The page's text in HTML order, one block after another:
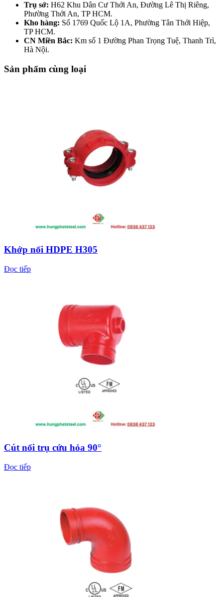
Trụ sở: H62 Khu Dân Cư Thới An, Đường Lê Thị Riêng,
Phường Thới An, TP HCM.
Kho hàng: Số 1769 Quốc Lộ 1A, Phường Tân Thới Hiệp,
TP HCM.
CN Miền Bắc: Km số 1 Đường Phan Trọng Tuệ, Thanh Trì,
Hà Nội.
Sản phẩm cùng loại
Khớp nối HDPE H305
Đọc tiếp
Cút nối trụ cứu hỏa 90°
Đọc tiếp